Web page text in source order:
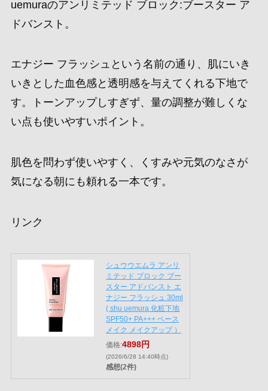
uemuraのアンリミテッド ブロック:ブースター ア
ドバンスト。
エナジー フラッシュという名前の通り、肌にいき
いきとした血色感と透明感を与えてくれる下地で
す。トーンアップしすぎず、量の調整が難しくな
い点も使いやすいポイント。
肌色を問わず使いやすく、くすみや元気のなさが
気になる朝にも頼れる一本です。
リンク
シュウウエムラ アンリ
ミテッド ブロック ブー
スター アドバンスト エ
ナジー フラッシュ 30ml
( shu uemura 化粧下地
SPF50+ PA+++ ベース
メイク メイクアップ ）
価格:4898円
(2026/6/28 14:40時点)
感想(2件)